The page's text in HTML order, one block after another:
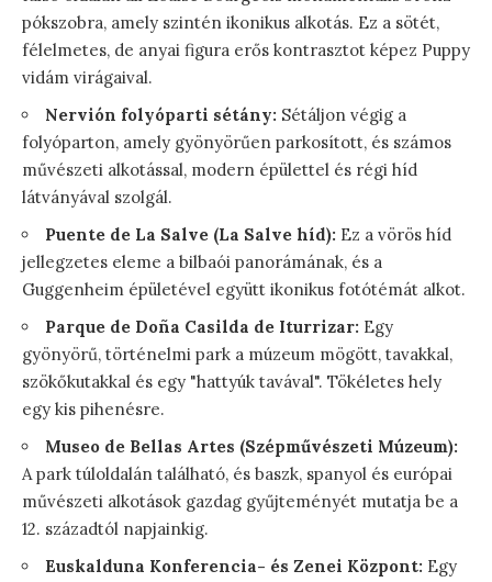
pókszobra, amely szintén ikonikus alkotás. Ez a sötét,
félelmetes, de anyai figura erős kontrasztot képez Puppy
vidám virágaival.
Nervión folyóparti sétány: Sétáljon végig a
folyóparton, amely gyönyörűen parkosított, és számos
művészeti alkotással, modern épülettel és régi híd
látványával szolgál.
Puente de La Salve (La Salve híd): Ez a vörös híd
jellegzetes eleme a bilbaói panorámának, és a
Guggenheim épületével együtt ikonikus fotótémát alkot.
Parque de Doña Casilda de Iturrizar: Egy
gyönyörű, történelmi park a múzeum mögött, tavakkal,
szökőkutakkal és egy "hattyúk tavával". Tökéletes hely
egy kis pihenésre.
Museo de Bellas Artes (Szépművészeti Múzeum):
A park túloldalán található, és baszk, spanyol és európai
művészeti alkotások gazdag gyűjteményét mutatja be a
12. századtól napjainkig.
Euskalduna Konferencia- és Zenei Központ: Egy